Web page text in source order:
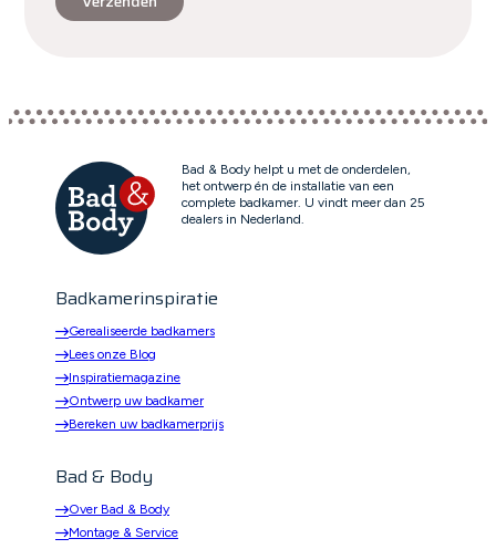
Bad & Body helpt u met de onderdelen,
het ontwerp én de installatie van een
complete badkamer. U vindt meer dan 25
dealers in Nederland.
Badkamerinspiratie
Gerealiseerde badkamers
Lees onze Blog
Inspiratiemagazine
Ontwerp uw badkamer
Bereken uw badkamerprijs
Bad & Body
Over Bad & Body
Montage & Service